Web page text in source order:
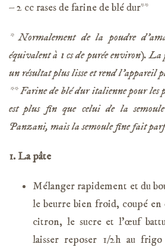
– 2 cc rases de farine de blé dur**
* Normalement de la poudre
équivalent à 1 cs de purée environ). La
un résultat plus lisse et rend l’appareil
** Farine de blé dur italienne pour les
est plus fin que celui de la
Panzani, mais la semoule fine fait
1. La pâte
Mélanger rapidement et du
le beurre bien froid, coupé en
citron, le sucre et l’œuf
laisser reposer 1/2h au